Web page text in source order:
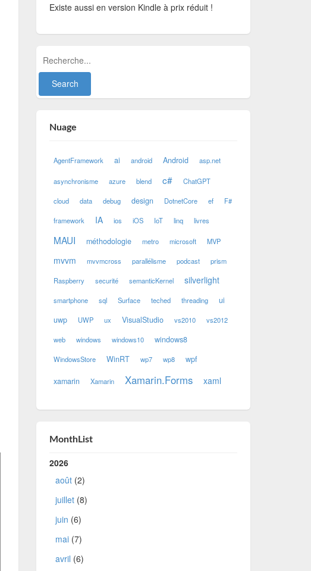
Existe aussi en version Kindle à prix réduit !
Nuage
AgentFramework ai android Android asp.net
asynchronisme azure blend c# ChatGPT
cloud data debug design DotnetCore ef F#
framework IA ios iOS IoT linq livres
MAUI méthodologie metro microsoft MVP
mvvm mvvmcross parallélisme podcast prism
Raspberry securité semanticKernel silverlight
smartphone sql Surface teched threading
ui
uwp
UWP ux VisualStudio vs2010 vs2012
web windows windows10 windows8
WindowsStore WinRT wp7 wp8 wpf
xamarin Xamarin Xamarin.Forms xaml
MonthList
2026
août(2)
juillet(8)
juin (6)
mai(7)
avril (6)